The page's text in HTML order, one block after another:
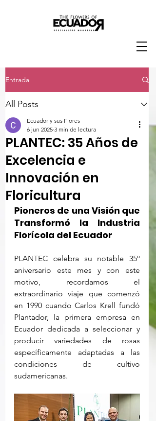
Entrada
All Posts
PLANTEC: 35 Años de
Excelencia e
Innovación en
Floricultura
Ecuador y sus Flores
6 jun 2025 3 min de lectura
Pioneros de una Visión que
Transformó la Industria
Florícola del Ecuador
PLANTEC celebra su notable 35º
aniversario este mes y con este
motivo, recordamos el
extraordinario viaje que comenzó
en 1990 cuando Carlos Krell fundó
Plantador, la primera empresa en
Ecuador dedicada a seleccionar y
producir variedades de rosas
específicamente adaptadas a las
condiciones de cultivo
sudamericanas.